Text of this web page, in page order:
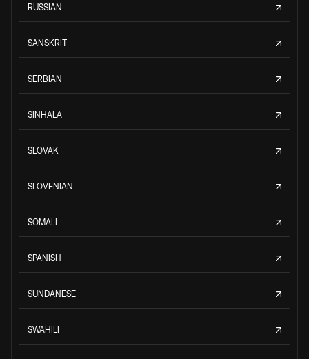
RUSSIAN
SANSKRIT
SERBIAN
SINHALA
SLOVAK
SLOVENIAN
SOMALI
SPANISH
SUNDANESE
SWAHILI